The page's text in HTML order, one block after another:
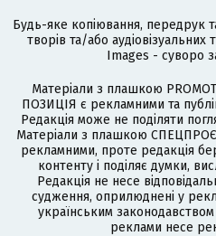
Будь-яке копіювання, передрук
творів та/або
Images - суворо
Матеріали з плашкою
ПОЗИЦІЯ є рекламними та
Редакція може не поділяти
Матеріали з плашкою
рекламними, проте редакція
контенту і поділяє думки,
Редакція не несе
судження, оприлюднені у
українським законодавством
реклами несе